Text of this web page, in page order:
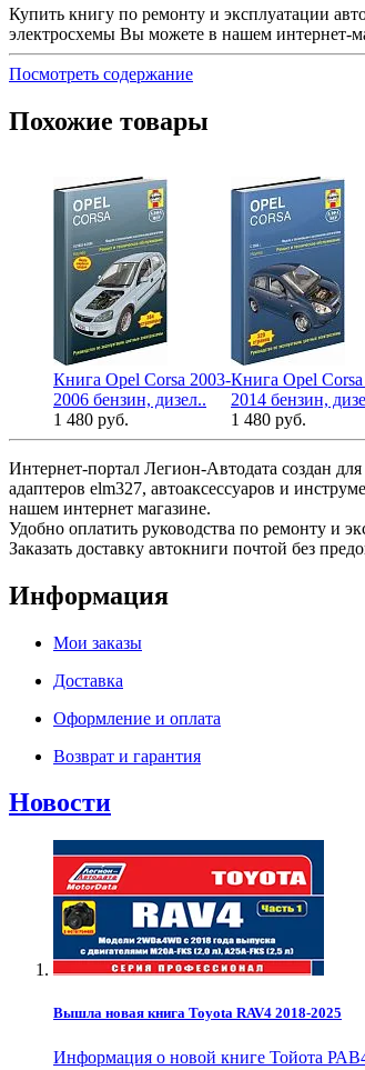
Купить книгу по ремонту и эксплуатации
электросхемы Вы можете в нашем интернет-
Посмотреть содержание
Похожие товары
Книга Opel Corsa 2003-
2006 бензин, дизел..
1 480 руб.
Книга Opel
2014 бензин,
1 480 руб.
Интернет-портал Легион-Автодата создан
адаптеров elm327, автоаксессуаров и
нашем интернет магазине.
Удобно оплатить руководства по ремонту и
Заказать доставку автокниги почтой без
Информация
Мои заказы
Доставка
Оформление и оплата
Возврат и гарантия
Новости
Вышла новая книга Toyota RAV4 2018-2025
Информация о новой книге Тойота